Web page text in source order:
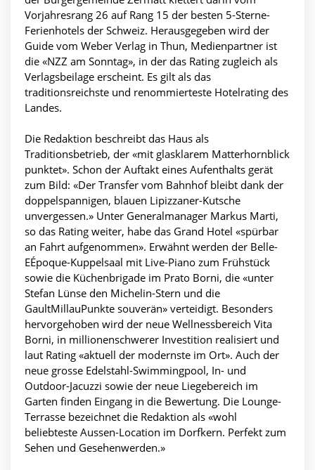
Vorjahresrang 26 auf Rang 15 der besten 5-Sterne-
Ferienhotels der Schweiz. Herausgegeben wird der
Guide vom Weber Verlag in Thun, Medienpartner ist
die «NZZ am Sonntag», in der das Rating zugleich als
Verlagsbeilage erscheint. Es gilt als das
traditionsreichste und renommierteste Hotelrating des
Landes.
Die Redaktion beschreibt das Haus als
Traditionsbetrieb, der «mit glasklarem Matterhornblick
punktet». Schon der Auftakt eines Aufenthalts gerät
zum Bild: «Der Transfer vom Bahnhof bleibt dank der
doppelspannigen, blauen Lipizzaner-Kutsche
unvergessen.» Unter Generalmanager Markus Marti,
so das Rating weiter, habe das Grand Hotel «spürbar
an Fahrt aufgenommen». Erwähnt werden der Belle-
EÉpoque-Kuppelsaal mit Live-Piano zum Frühstück
sowie die Küchenbrigade im Prato Borni, die «unter
Stefan Lünse den Michelin-Stern und die
GaultMillauPunkte souverän» verteidigt. Besonders
hervorgehoben wird der neue Wellnessbereich Vita
Borni, in millionenschwerer Investition realisiert und
laut Rating «aktuell der modernste im Ort». Auch der
neue grosse Edelstahl-Swimmingpool, In- und
Outdoor-Jacuzzi sowie der neue Liegebereich im
Garten finden Eingang in die Bewertung. Die Lounge-
Terrasse bezeichnet die Redaktion als «wohl
beliebteste Aussen-Location im Dorfkern. Perfekt zum
Sehen und Gesehenwerden.»